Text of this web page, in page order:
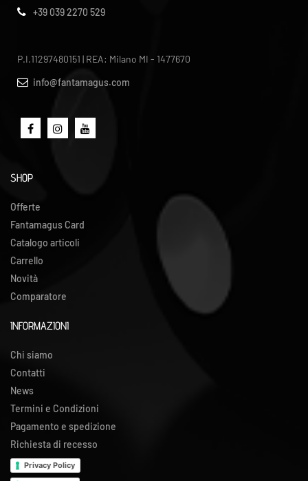
+39 039 2270 529
P.I.11297480151 | REA: Milano MI - 1477670
info@fantamagus.com
SHOP
Offerte
Fantamagus Card
Catalogo articoli
Carrello
Novità
Comparatore
INFORMAZIONI
Chi siamo
Contatti
News
Termini e Condizioni
Pagamento e spedizione
Richiesta di recesso
Privacy Policy